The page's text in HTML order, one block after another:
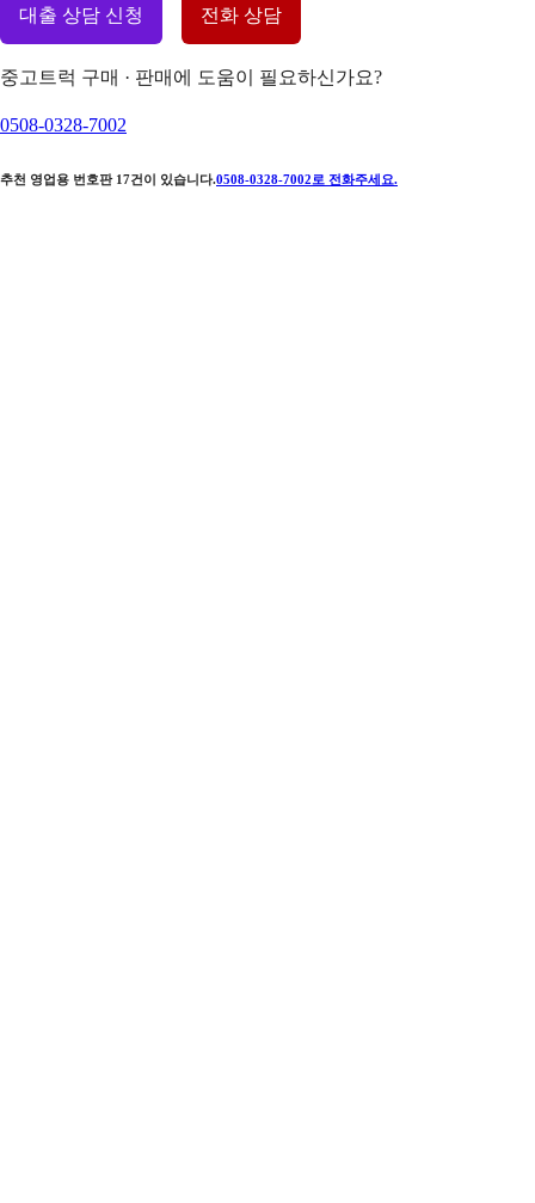
대출 상담 신청 전화 상담
중고트럭 구매 · 판매에 도움이 필요하신가요?
0508-0328-7002
추천 영업용 번호판 17건이 있습니다.0508-0328-7002 로 전화주세요.